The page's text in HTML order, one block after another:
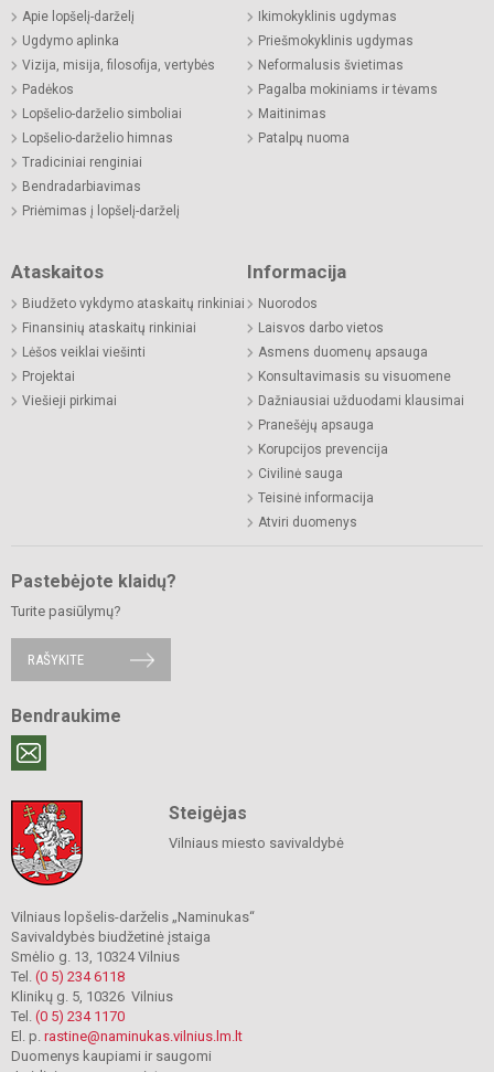
Apie lopšelį-darželį
Ugdymo aplinka
Vizija, misija, filosofija, vertybės
Padėkos
Lopšelio-darželio simboliai
Lopšelio-darželio himnas
Tradiciniai renginiai
Bendradarbiavimas
Priėmimas į lopšelį-darželį
Ikimokyklinis ugdymas
Priešmokyklinis ugdymas
Neformalusis švietimas
Pagalba mokiniams ir tėvams
Maitinimas
Patalpų nuoma
Ataskaitos
Biudžeto vykdymo ataskaitų rinkiniai
Finansinių ataskaitų rinkiniai
Lėšos veiklai viešinti
Projektai
Viešieji pirkimai
Informacija
Nuorodos
Laisvos darbo vietos
Asmens duomenų apsauga
Konsultavimasis su visuomene
Dažniausiai užduodami klausimai
Pranešėjų apsauga
Korupcijos prevencija
Civilinė sauga
Teisinė informacija
Atviri duomenys
Pastebėjote klaidų?
Turite pasiūlymų?
RAŠYKITE
Bendraukime
Steigėjas
Vilniaus miesto savivaldybė
Vilniaus lopšelis-darželis „Naminukas“
Savivaldybės biudžetinė įstaiga
Smėlio g. 13, 10324 Vilnius
Tel. (0 5) 234 6118
Klinikų g. 5, 10326 Vilnius
Tel. (0 5) 234 1170
El. p. rastine@naminukas.vilnius.lm.lt
Duomenys kaupiami ir saugomi